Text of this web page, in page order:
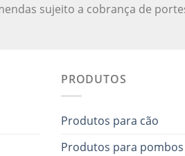
sujeito a cobrança de
PRODUTOS
Produtos para cão
Produtos para pombos